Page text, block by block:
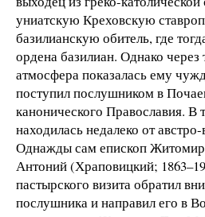
униатскую Креховскую
базилианскую обитель, где
ордена базилиан. Однако
атмосфера показалась ему
поступил послушником в
канонического Православия. В
находилась недалеко от
Однажды сам епископ
Антоний (Храповицкий;
пастырского визита обратил
послушника и направил его в